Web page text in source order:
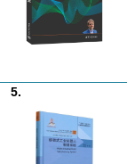
5.